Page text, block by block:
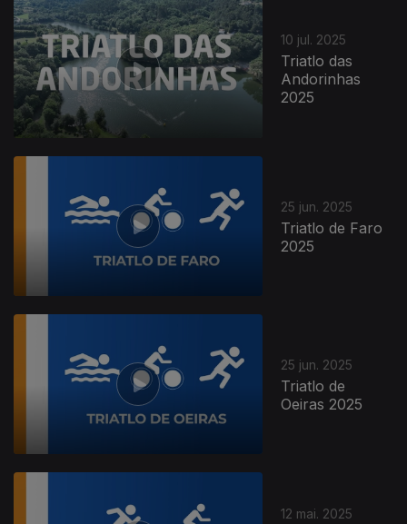
10 jul. 2025
Triatlo das
Andorinhas
2025
25 jun. 2025
Triatlo de Faro
2025
25 jun. 2025
Triatlo de
Oeiras 2025
12 mai. 2025